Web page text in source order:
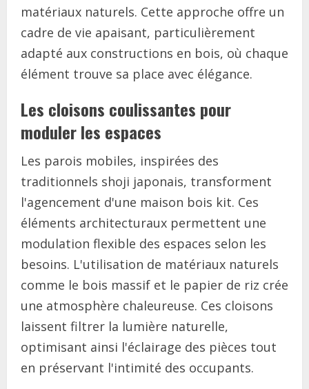
matériaux naturels. Cette approche offre un
cadre de vie apaisant, particulièrement
adapté aux constructions en bois, où chaque
élément trouve sa place avec élégance.
Les cloisons coulissantes pour
moduler les espaces
Les parois mobiles, inspirées des
traditionnels shoji japonais, transforment
l'agencement d'une maison bois kit. Ces
éléments architecturaux permettent une
modulation flexible des espaces selon les
besoins. L'utilisation de matériaux naturels
comme le bois massif et le papier de riz crée
une atmosphère chaleureuse. Ces cloisons
laissent filtrer la lumière naturelle,
optimisant ainsi l'éclairage des pièces tout
en préservant l'intimité des occupants.